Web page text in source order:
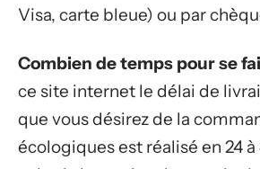
Visa, carte bleue) ou par
Combien de temps pour se
ce site internet le délai de
que vous désirez de la
écologiques est réalisé en 24